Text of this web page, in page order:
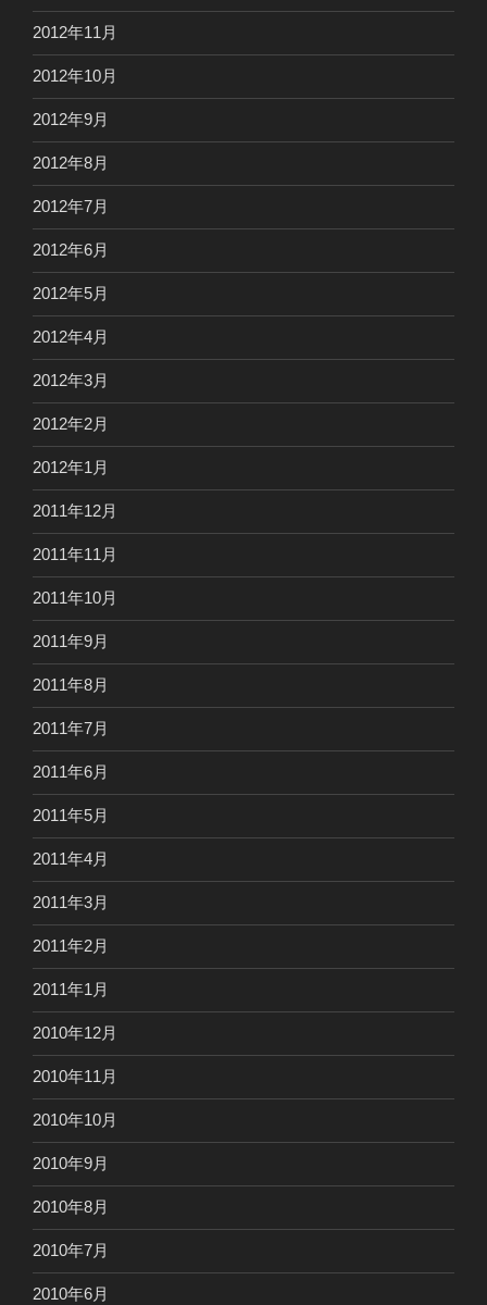
2012年11月
2012年10月
2012年9月
2012年8月
2012年7月
2012年6月
2012年5月
2012年4月
2012年3月
2012年2月
2012年1月
2011年12月
2011年11月
2011年10月
2011年9月
2011年8月
2011年7月
2011年6月
2011年5月
2011年4月
2011年3月
2011年2月
2011年1月
2010年12月
2010年11月
2010年10月
2010年9月
2010年8月
2010年7月
2010年6月